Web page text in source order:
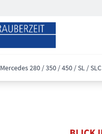
Mercedes 280 / 350 / 450 / SL / SLC